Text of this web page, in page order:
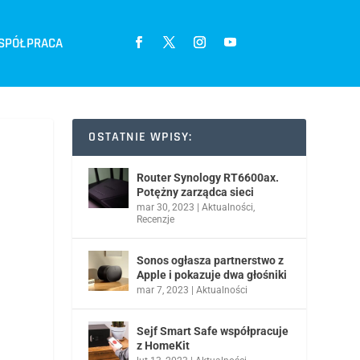
OSTATNIE WPISY:
Router Synology RT6600ax.
Potężny zarządca sieci
mar 30, 2023 |Aktualności,
Recenzje
Sonos ogłasza partnerstwo z
Apple i pokazuje dwa głośniki
mar 7, 2023 |Aktualności
Sejf Smart Safe współpracuje
z HomeKit